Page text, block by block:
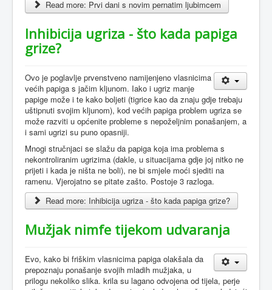
Read more: Prvi dani s novim pernatim ljubimcem
Inhibicija ugriza - što kada papiga
grize?
Ovo je poglavlje prvenstveno namijenjeno vlasnicima
većih papiga s jačim kljunom. Iako i ugriz manje
papige može i te kako boljeti (tigrice kao da znaju gdje trebaju
uštipnuti svojim kljunom), kod većih papiga problem ugriza se
može razviti u općenite probleme s nepoželjnim ponašanjem, a
i sami ugrizi su puno opasniji.
Mnogi stručnjaci se slažu da papiga koja ima problema s
nekontroliranim ugrizima (dakle, u situacijama gdje joj nitko ne
prijeti i kada je ništa ne boli), ne bi smjele moći sjediti na
ramenu. Vjerojatno se pitate zašto. Postoje 3 razloga.
Read more: Inhibicija ugriza - što kada papiga grize?
Mužjak nimfe tijekom udvaranja
Evo, kako bi friškim vlasnicima papiga olakšala da
prepoznaju ponašanje svojih mladih mužjaka, u
prilogu nekoliko slika. krila su lagano odvojena od tijela, perje